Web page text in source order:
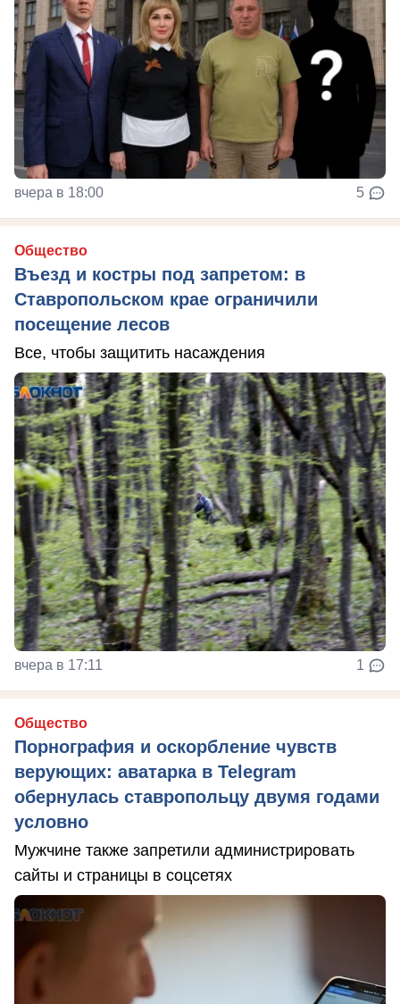
вчера в 18:00 5
Общество
Въезд и костры под запретом: в
Ставропольском крае ограничили
посещение лесов
Все, чтобы защитить насаждения
вчера в 17:11 1
Общество
Порнография и оскорбление чувств
верующих: аватарка в Telegram
обернулась ставропольцу двумя годами
условно
Мужчине также запретили администрировать
сайты и страницы в соцсетях